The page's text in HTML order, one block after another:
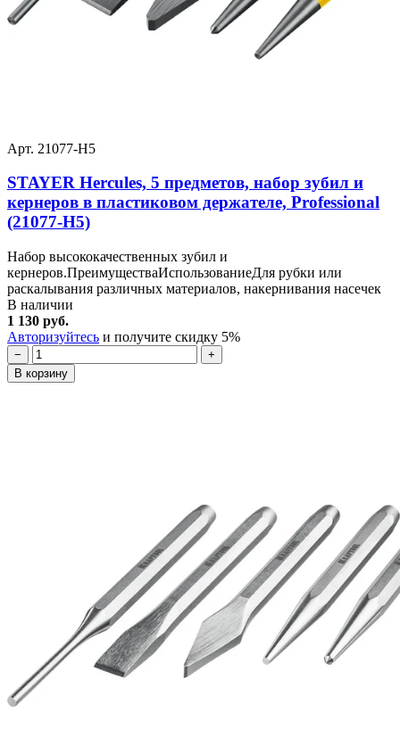
Арт. 21077-H5
STAYER Hercules, 5 предметов, набор зубил и
кернеров в пластиковом держателе, Professional
(21077-H5)
Набор высококачественных зубил и
кернеров.ПреимуществаИспользованиеДля рубки или
раскалывания различных материалов, накернивания насечек
В наличии
1 130 руб.
Авторизуйтесь и получите скидку 5%
−
+
В корзину